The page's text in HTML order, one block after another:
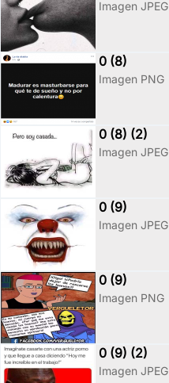
Imagen JPEG
0 (8)
Imagen PNG
0 (8) (2)
Imagen JPEG
0 (9)
Imagen JPEG
0 (9)
Imagen PNG
0 (9) (2)
Imagen JPEG